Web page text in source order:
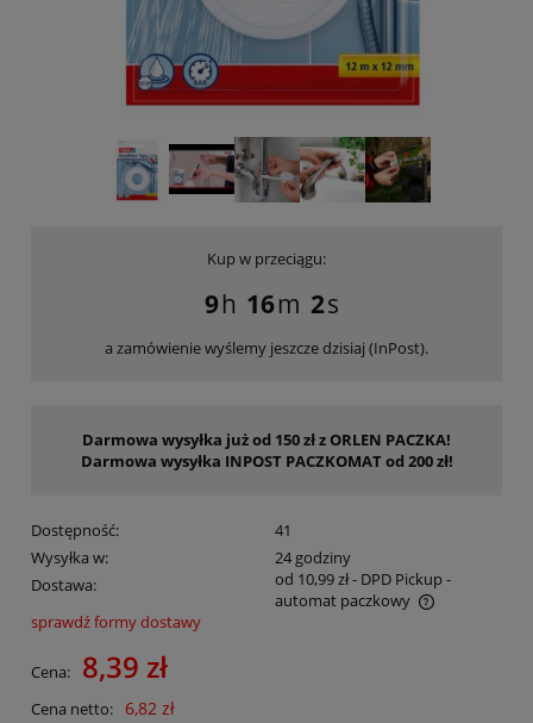
Kup w przeciągu:
9 16 2
a zamówienie wyślemy jeszcze dzisiaj (InPost).
Darmowa wysyłka już od 150 zł z ORLEN PACZKA!
Darmowa wysyłka INPOST PACZKOMAT od 200 zł!
Dostępność:
41
Wysyłka w:
24 godziny
Dostawa:
od 10,99 zł- DPD Pickup -
automat paczkowy
Cena nie zawiera ewentualnych kosztów płatności
sprawdź formy dostawy
Cena: 8,39 zł
Cena netto: 6,82 zł